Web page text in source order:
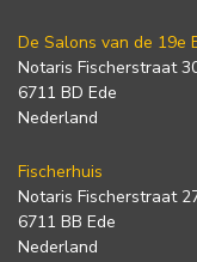
De Salons van de 19e
Notaris Fischerstraat
6711 BD Ede
Nederland
Fischerhuis
Notaris Fischerstraat
6711 BB Ede
Nederland